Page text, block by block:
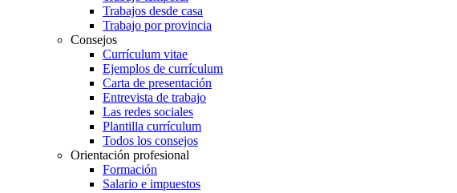
Trabajos desde casa
Trabajo por provincia
Consejos
Currículum vitae
Ejemplos de currículum
Carta de presentación
Entrevista de trabajo
Las redes sociales
Plantilla currículum
Todos los consejos
Orientación profesional
Formación
Salario e impuestos